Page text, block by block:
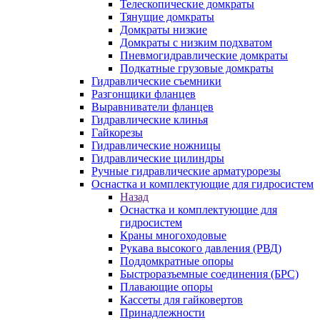
Телескопические домкраты
Тянущие домкраты
Домкраты низкие
Домкраты с низким подхватом
Пневмогидравлические домкраты
Подкатные грузовые домкраты
Гидравлические съемники
Разгонщики фланцев
Выравниватели фланцев
Гидравлические клинья
Гайкорезы
Гидравлические ножницы
Гидравлические цилиндры
Ручные гидравлические арматурорезы
Оснастка и комплектующие для гидросистем
Назад
Оснастка и комплектующие для
гидросистем
Краны многоходовые
Рукава высокого давления (РВД)
Поддомкратные опоры
Быстроразъемные соединения (БРС)
Плавающие опоры
Кассеты для гайковертов
Принадлежности